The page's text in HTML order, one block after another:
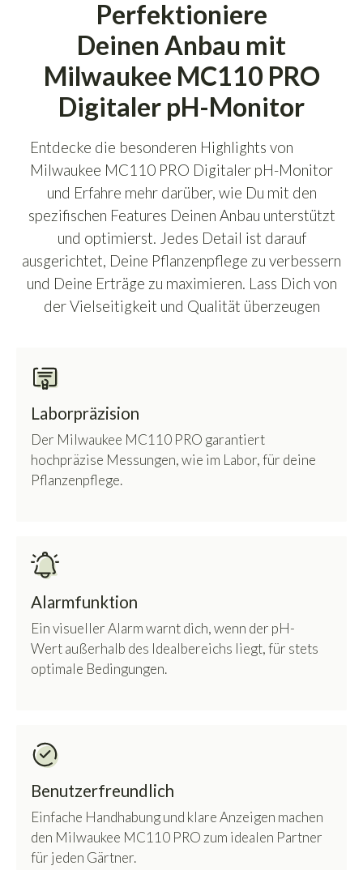
Perfektioniere
Deinen Anbau mit
Milwaukee MC110 PRO
Digitaler pH-Monitor
Entdecke die besonderen Highlights von
Milwaukee MC110 PRO Digitaler pH-Monitor
und Erfahre mehr darüber, wie Du mit den
spezifischen Features Deinen Anbau unterstützt
und optimierst. Jedes Detail ist darauf
ausgerichtet, Deine Pflanzenpflege zu verbessern
und Deine Erträge zu maximieren. Lass Dich von
der Vielseitigkeit und Qualität überzeugen
Laborpräzision
Der Milwaukee MC110 PRO garantiert
hochpräzise Messungen, wie im Labor, für deine
Pflanzenpflege.
Alarmfunktion
Ein visueller Alarm warnt dich, wenn der pH-
Wert außerhalb des Idealbereichs liegt, für stets
optimale Bedingungen.
Benutzerfreundlich
Einfache Handhabung und klare Anzeigen machen
den Milwaukee MC110 PRO zum idealen Partner
für jeden Gärtner.